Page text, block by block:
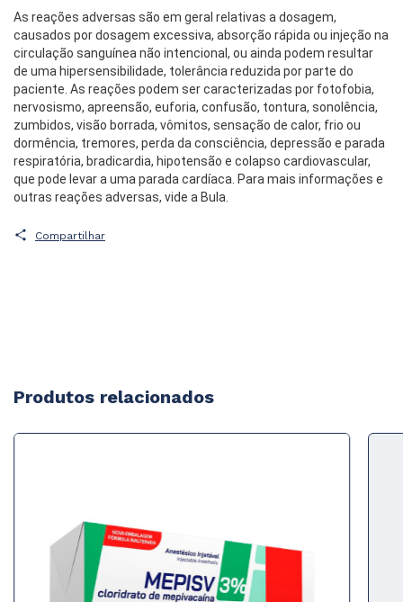
As reações adversas são em geral relativas a dosagem,
causados por dosagem excessiva, absorção rápida ou injeção na
circulação sanguínea não intencional, ou ainda podem resultar
de uma hipersensibilidade, tolerância reduzida por parte do
paciente. As reações podem ser caracterizadas por fotofobia,
nervosismo, apreensão, euforia, confusão, tontura, sonolência,
zumbidos, visão borrada, vômitos, sensação de calor, frio ou
dormência, tremores, perda da consciência, depressão e parada
respiratória, bradicardia, hipotensão e colapso cardiovascular,
que pode levar a uma parada cardíaca. Para mais informações e
outras reações adversas, vide a Bula.
Compartilhar
Produtos relacionados